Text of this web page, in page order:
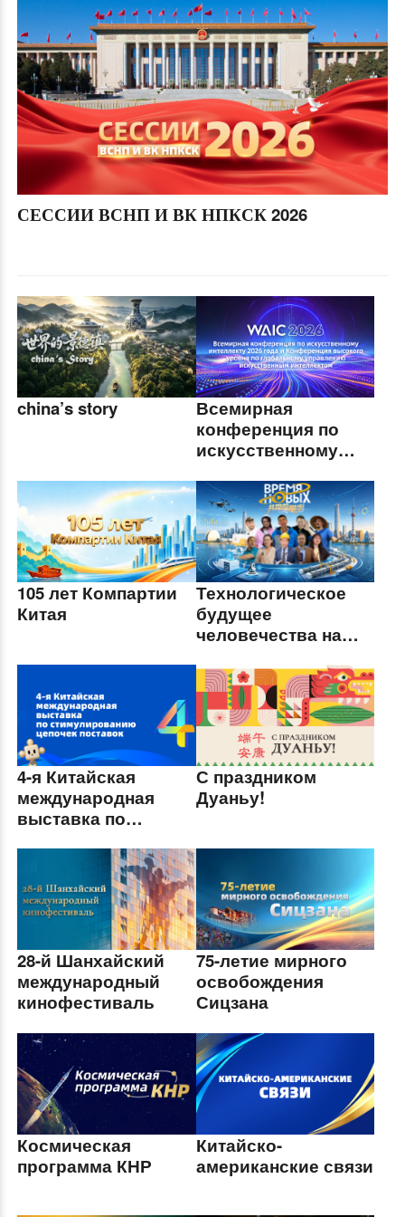
СЕССИИ ВСНП И ВК НПКСК 2026
china’s story
Всемирная
конференция по
искусственному
года и Конференция
высокого уровня по
глобальному
управлению
искусственным
интеллектом
105 лет Компартии
Китая
Технологическое
будущее
человечества на
спецпроекте "Время
новых"
4-я Китайская
международная
выставка по
цепочек поставок
С праздником
Дуаньу!
28-й Шанхайский
международный
кинофестиваль
75-летие мирного
освобождения
Сицзана
Космическая
программа КНР
Китайско-
американские связи